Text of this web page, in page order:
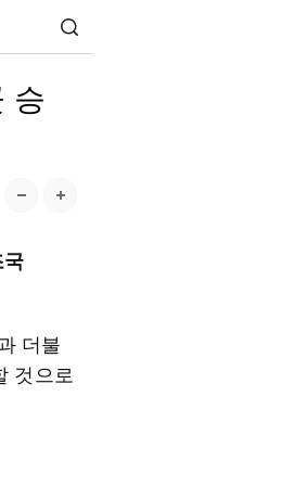
승
더불
것으로